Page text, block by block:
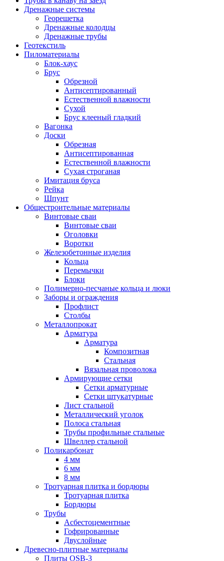
Дренажные системы
Георешетка
Дренажные колодцы
Дренажные трубы
Геотекстиль
Пиломатериалы
Блок-хаус
Брус
Обрезной
Антисептированный
Естественной влажности
Сухой
Брус клееный гладкий
Вагонка
Доски
Обрезная
Антисептированная
Естественной влажности
Сухая строганая
Имитация бруса
Рейка
Шпунт
Общестроительные материалы
Винтовые сваи
Винтовые сваи
Оголовки
Воротки
Железобетонные изделия
Кольца
Перемычки
Блоки
Полимерно-песчаные кольца и люки
Заборы и ограждения
Профлист
Столбы
Металлопрокат
Арматура
Арматура
Композитная
Стальная
Вязальная проволока
Армирующие сетки
Сетки арматурные
Сетки штукатурные
Лист стальной
Металлический уголок
Полоса стальная
Трубы профильные стальные
Швеллер стальной
Поликарбонат
4 мм
6 мм
8 мм
Тротуарная плитка и бордюры
Тротуарная плитка
Бордюры
Трубы
Асбестоцементные
Гофрированные
Двуслойные
Древесно-плитные материалы
Плиты OSB-3